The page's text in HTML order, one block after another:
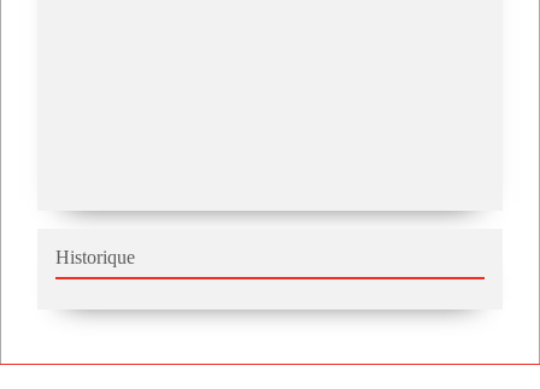
Historique